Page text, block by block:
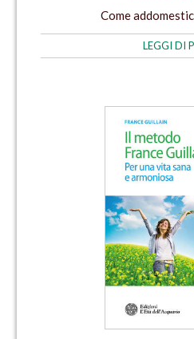
Come
LEGGI DI